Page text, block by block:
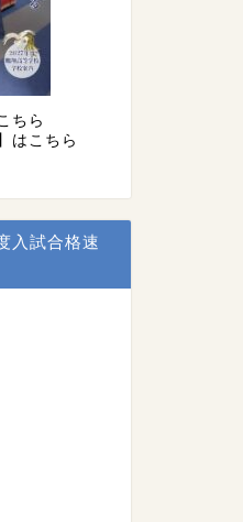
ちら
はこちら
入試合格速